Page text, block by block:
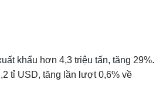
khẩu hơn 4,3 triệu tấn, tăng 29%.
tỉ USD, tăng lần lượt 0,6% về